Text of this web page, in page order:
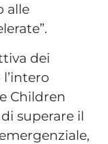
alle
dei
Children
superare il